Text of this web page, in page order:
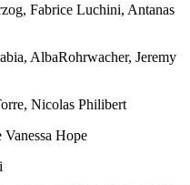
Fabrice Luchini, Antanas
AlbaRohrwacher, Jeremy
Nicolas Philibert
Hope